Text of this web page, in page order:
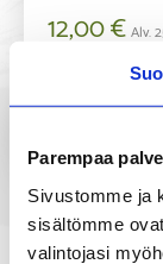
Parempaa
Sivustomme ja
sisältömme
valintojasi
12,00€Alv.
10,00 Alv.
Lue lisää